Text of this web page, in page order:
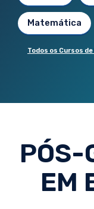
Matemática
Todos os Cursos
PÓS-
EM